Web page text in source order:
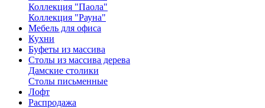
Коллекция "Паола"
Коллекция "Рауна"
Мебель для офиса
Кухни
Буфеты из массива
Столы из массива дерева
Дамские столики
Столы письменные
Лофт
Распродажа